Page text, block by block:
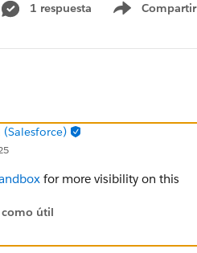
1 respuesta Compartir
Show menu
(Salesforce)
for more visibility on this
como útil